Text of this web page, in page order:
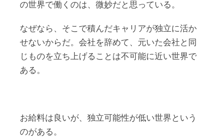
の世界で働くのは、微妙だと思っている。
なぜなら、そこで積んだキャリアが独立に活か
せないからだ。会社を辞めて、元いた会社と同
じものを立ち上げることは不可能に近い世界で
ある。
お給料は良いが、独立可能性が低い世界という
のがある。